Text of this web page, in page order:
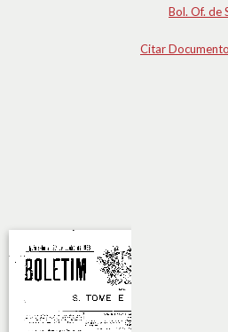
Bol. Of. de
Citar Documento